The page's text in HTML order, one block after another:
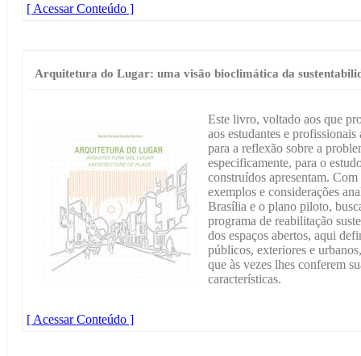
[ Acessar Conteúdo ]
Arquitetura do Lugar: uma visão bioclimática da
Este livro, voltado aos que
aos estudantes e
para a reflexão sobre a
especificamente, para o
construídos apresentam.
exemplos e considerações
Brasília e o plano piloto,
programa de reabilitação
dos espaços abertos, aqui
públicos, exteriores e
que às vezes lhes conferem
características.
[ Acessar Conteúdo ]